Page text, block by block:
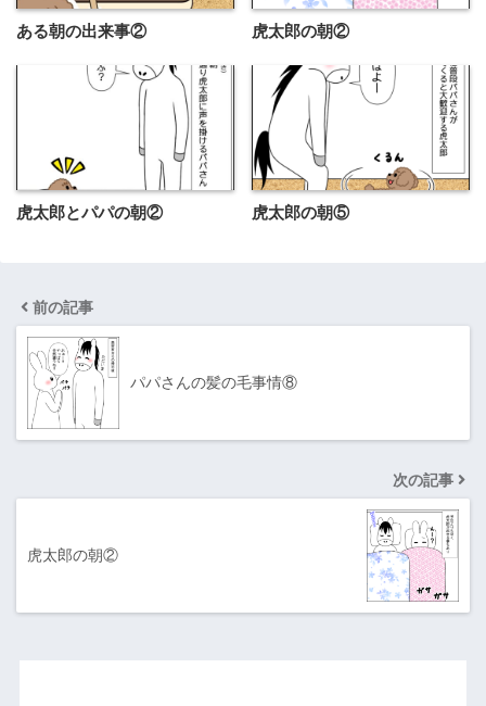
ある朝の出来事② 虎太郎の朝②
虎太郎とパパの朝② 虎太郎の朝⑤
前の記事
パパさんの髪の毛事情⑧
次の記事
虎太郎の朝②